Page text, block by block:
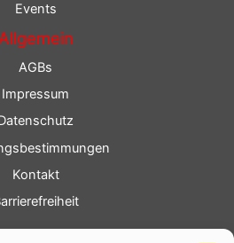
Events
AGBs
Impressum
Kontakt